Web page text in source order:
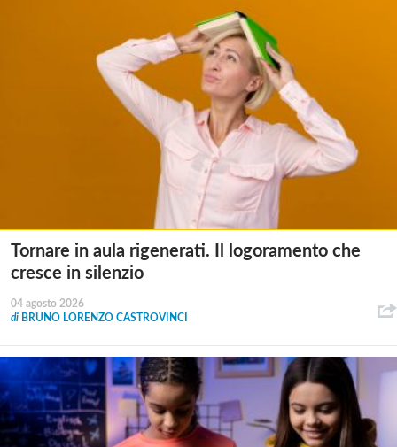
Tornare in aula rigenerati. Il logoramento che
cresce in silenzio
04 agosto 2026
di BRUNO LORENZO CASTROVINCI